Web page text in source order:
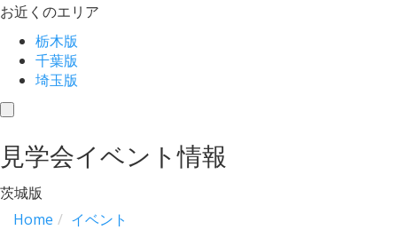
お近くのエリア
栃木版
千葉版
埼玉版
toggle
見学会イベント情報
茨城版
Home
イベント